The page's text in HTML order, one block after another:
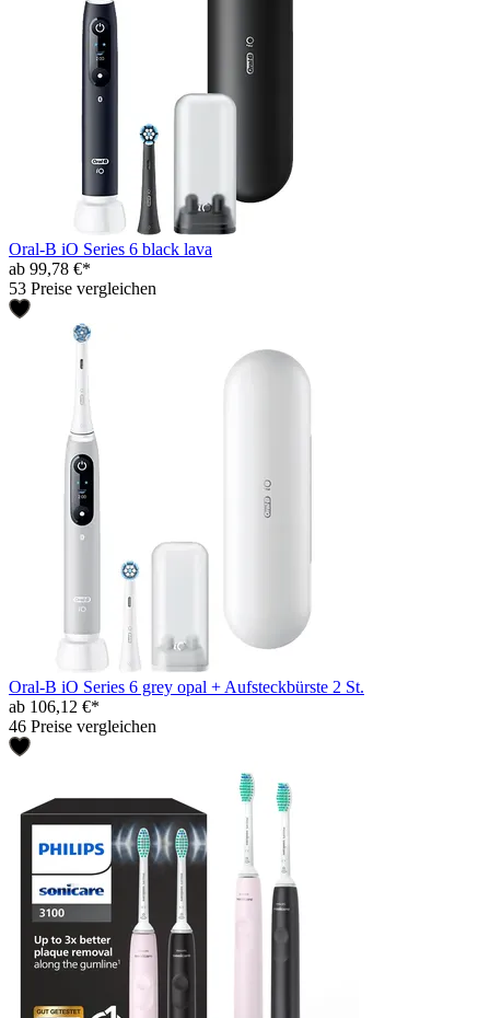
Oral-B iO Series 6 black lava
ab 99,78 €*
53 Preise vergleichen
Oral-B iO Series 6 grey opal + Aufsteckbürste 2 St.
ab 106,12 €*
46 Preise vergleichen